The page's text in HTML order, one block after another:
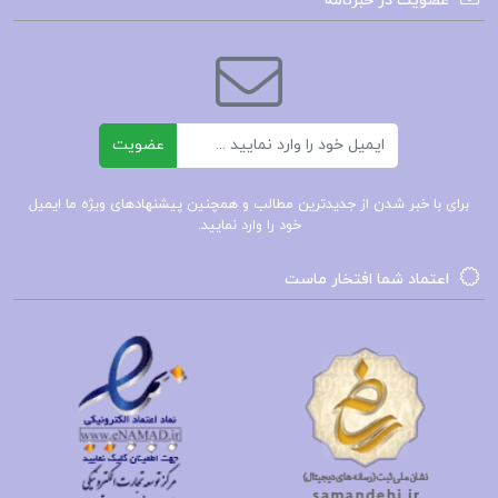
جزوه سیستم های اطلاعاتی حسابداری یک محمدی
سیستم های اطلاعاتی حسابداری یک محمدی
سیستم های اطلاعاتی حسابداری محمدی PDF
کتاب پیشنهادی📚
جزوه معرفی سازمان امور مالیاتی
جزوه مفاهیم اساسی حسابداری و گزارش گری
عضویت
برای با خبر شدن از جدیدترین مطالب و همچنین پیشنهادهای ویژه ما ایمیل
خود را وارد نمایید.
اعتماد شما افتخار ماست